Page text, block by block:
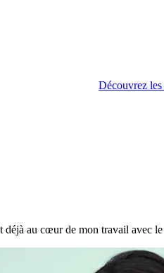
Découvrez les
déjà au cœur de mon travail avec